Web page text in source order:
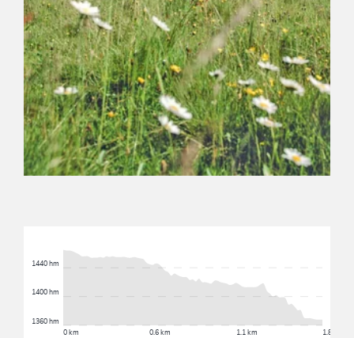
0 km 0.6 km 1.1 km 1.8 km
1360 hm
1400 hm
1440 hm